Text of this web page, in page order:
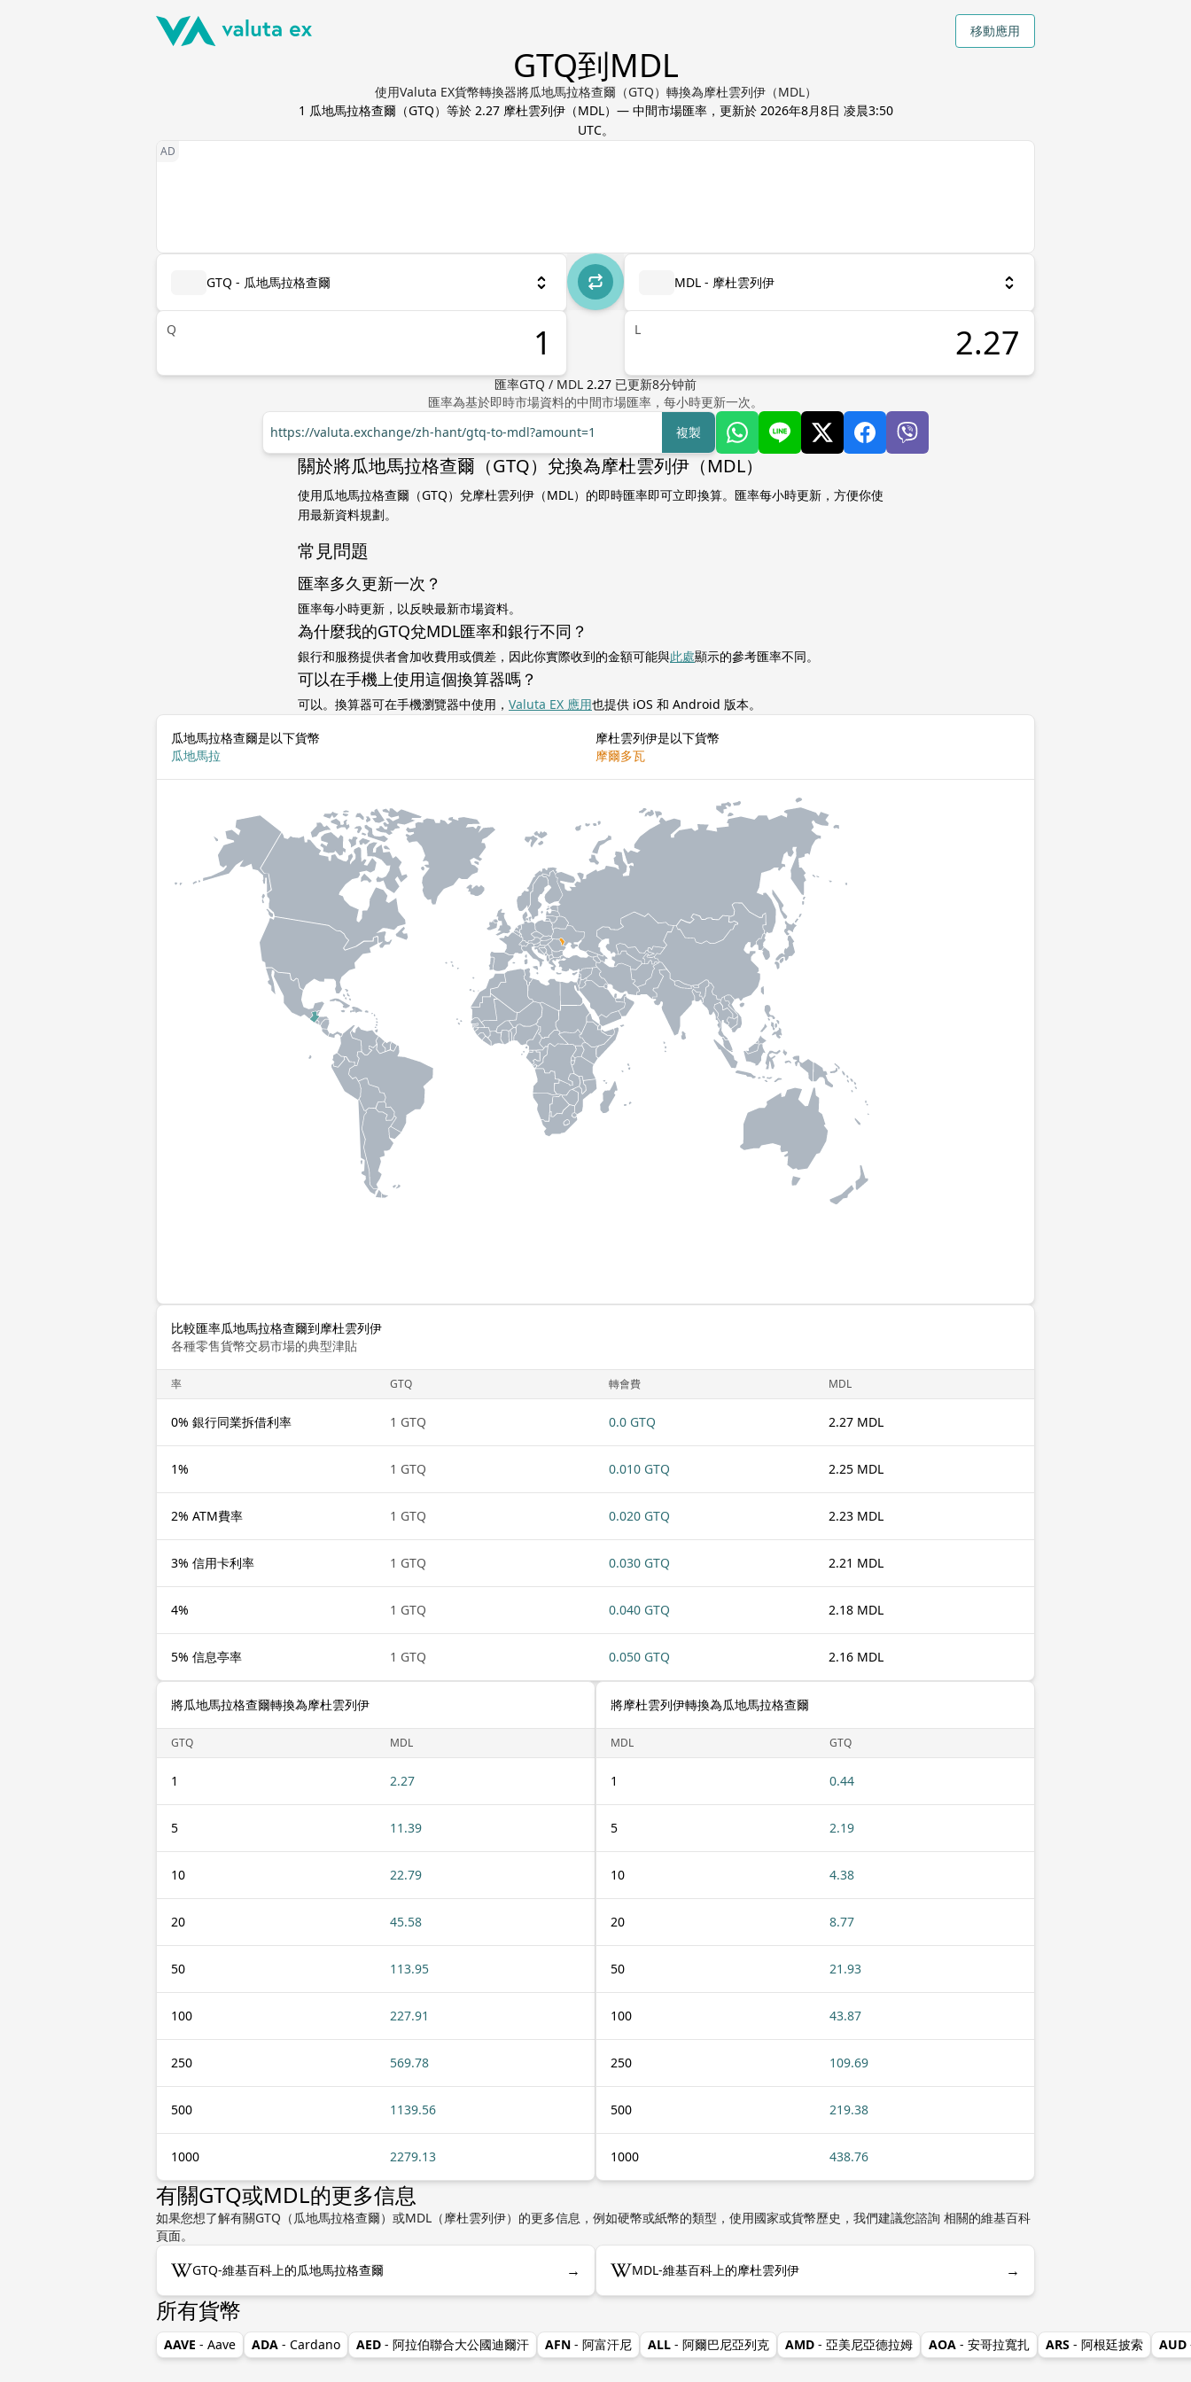
移動應用
GTQ到MDL
使用Valuta EX貨幣轉換器將瓜地馬拉格查爾（GTQ）轉換為摩杜雲列伊（MDL）
1 瓜地馬拉格查爾（GTQ）等於 2.27 摩杜雲列伊（MDL）— 中間市場匯率，更新於 2026年8月8日 凌晨3:50
UTC。
GTQ - 瓜地馬拉格查爾
Q
MDL - 摩杜雲列伊
L
匯率GTQ / MDL 2.27 已更新8分钟前
匯率為基於即時市場資料的中間市場匯率，每小時更新一次。
https://valuta.exchange/zh-hant/gtq-to-mdl?amount=1
複製
關於將瓜地馬拉格查爾（GTQ）兌換為摩杜雲列伊（MDL）
使用瓜地馬拉格查爾（GTQ）兌摩杜雲列伊（MDL）的即時匯率即可立即換算。匯率每小時更新，方便你使
用最新資料規劃。
常見問題
匯率多久更新一次？
匯率每小時更新，以反映最新市場資料。
為什麼我的GTQ兌MDL匯率和銀行不同？
銀行和服務提供者會加收費用或價差，因此你實際收到的金額可能與此處顯示的參考匯率不同。
可以在手機上使用這個換算器嗎？
可以。換算器可在手機瀏覽器中使用， Valuta EX 應用也提供 iOS 和 Android 版本。
瓜地馬拉格查爾是以下貨幣
瓜地馬拉
摩杜雲列伊是以下貨幣
摩爾多瓦
比較匯率瓜地馬拉格查爾到摩杜雲列伊
各種零售貨幣交易市場的典型津貼
率 GTQ 轉會費 MDL
0% 銀行同業拆借利率 1 GTQ 0.0 GTQ 2.27 MDL
1% 1 GTQ 0.010 GTQ 2.25 MDL
2% ATM費率 1 GTQ 0.020 GTQ 2.23 MDL
3% 信用卡利率 1 GTQ 0.030 GTQ 2.21 MDL
4% 1 GTQ 0.040 GTQ 2.18 MDL
5% 信息亭率 1 GTQ 0.050 GTQ 2.16 MDL
將瓜地馬拉格查爾轉換為摩杜雲列伊
GTQ MDL
1 2.27
5 11.39
10 22.79
20 45.58
50 113.95
100 227.91
250 569.78
500 1139.56
1000 2279.13
將摩杜雲列伊轉換為瓜地馬拉格查爾
MDL GTQ
1 0.44
5 2.19
10 4.38
20 8.77
50 21.93
100 43.87
250 109.69
500 219.38
1000 438.76
有關GTQ或MDL的更多信息
如果您想了解有關GTQ（瓜地馬拉格查爾）或MDL（摩杜雲列伊）的更多信息，例如硬幣或紙幣的類型，使用國家或貨幣歷史，我們建議您諮詢 相關的維基百科
頁面。
GTQ-維基百科上的瓜地馬拉格查爾 → MDL-維基百科上的摩杜雲列伊 →
所有貨幣
AAVE - Aave ADA - Cardano AED - 阿拉伯聯合大公國迪爾汗 AFN - 阿富汗尼 ALL - 阿爾巴尼亞列克 AMD - 亞美尼亞德拉姆 AOA - 安哥拉寬扎 ARS - 阿根廷披索 AUD